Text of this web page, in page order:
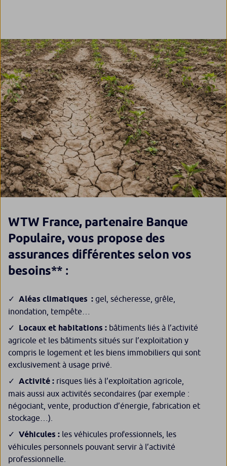
WTW France, partenaire Banque
Populaire, vous propose des
assurances différentes selon vos
besoins** :
Aléas climatiques : gel, sécheresse, grêle,
inondation, tempête…
Locaux et habitations : bâtiments liés à l’activité
agricole et les bâtiments situés sur l’exploitation y
compris le logement et les biens immobiliers qui sont
exclusivement à usage privé.
Activité : risques liés à l’exploitation agricole,
mais aussi aux activités secondaires (par exemple :
négociant, vente, production d’énergie, fabrication et
stockage…).
Véhicules : les véhicules professionnels, les
véhicules personnels pouvant servir à l’activité
professionnelle.